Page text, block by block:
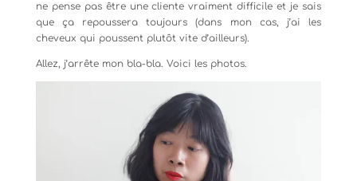
ne pense pas être une cliente vraiment difficile et je sais
que ça repoussera toujours (dans mon cas, j’ai les
cheveux qui poussent plutôt vite d’ailleurs).
Allez, j’arrête mon bla-bla. Voici les photos.